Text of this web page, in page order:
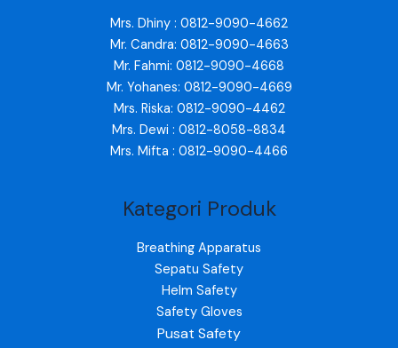
Mrs. Dhiny : 0812-9090-4662
Mr. Candra: 0812-9090-4663
Mr. Fahmi: 0812-9090-4668
Mr. Yohanes: 0812-9090-4669
Mrs. Riska: 0812-9090-4462
Mrs. Dewi : 0812-8058-8834
Mrs. Mifta : 0812-9090-4466
Kategori Produk
Breathing Apparatus
Sepatu Safety
Helm Safety
Safety Gloves
Pusat Safety